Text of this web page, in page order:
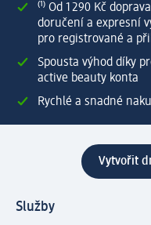
⁽¹⁾ Od 1 290 Kč
doručení a expresní
pro registrované a
Spousta výhod díky
active beauty konta
Rychlé a snadné
Vytvořit
Služby